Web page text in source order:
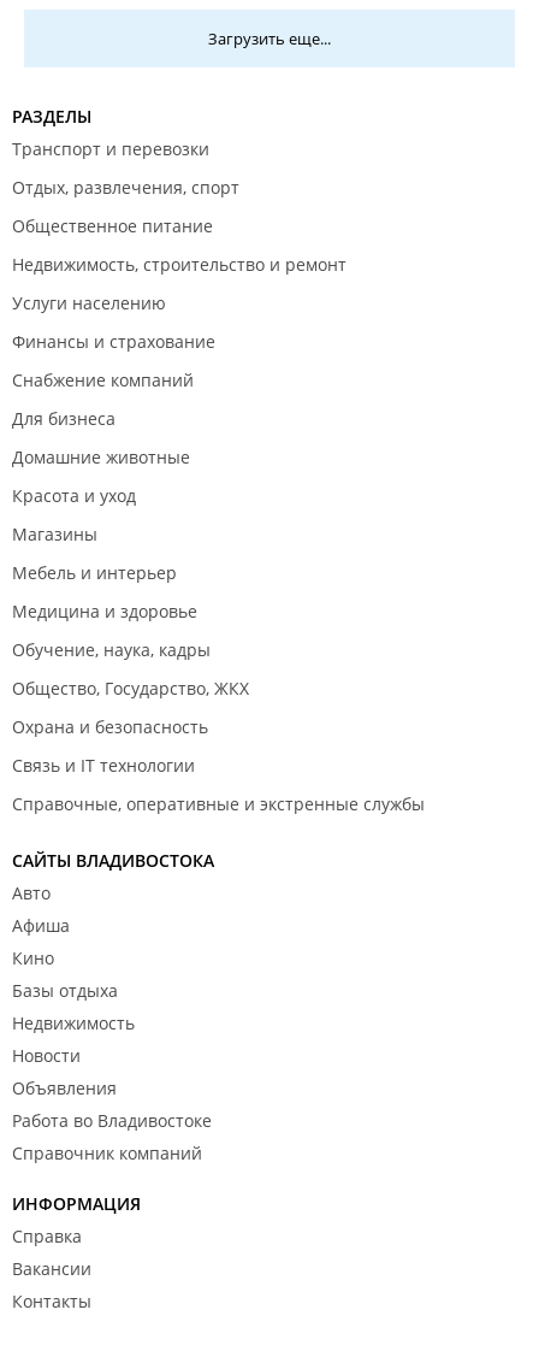
Загрузить еще...
РАЗДЕЛЫ
Транспорт и перевозки
Отдых, развлечения, спорт
Общественное питание
Недвижимость, строительство и ремонт
Услуги населению
Финансы и страхование
Снабжение компаний
Для бизнеса
Домашние животные
Красота и уход
Магазины
Мебель и интерьер
Медицина и здоровье
Обучение, наука, кадры
Общество, Государство, ЖКХ
Охрана и безопасность
Связь и IT технологии
Справочные, оперативные и экстренные службы
САЙТЫ ВЛАДИВОСТОКА
Авто
Афиша
Кино
Базы отдыха
Недвижимость
Новости
Объявления
Работа во Владивостоке
Справочник компаний
ИНФОРМАЦИЯ
Справка
Вакансии
Контакты